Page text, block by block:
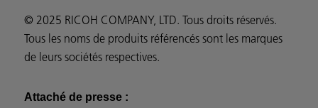
© 2025 RICOH COMPANY, LTD. Tous droits réservés.
Tous les noms de produits référencés sont les marques
de leurs sociétés respectives.
Attaché de presse :